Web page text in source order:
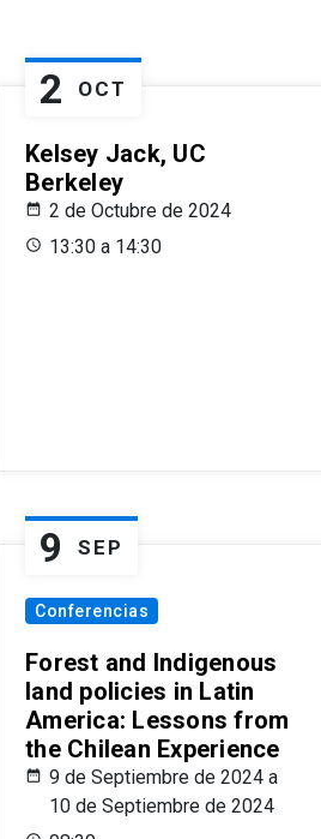
2 OCT
Kelsey Jack, UC
Berkeley
2 de Octubre de 2024
13:30 a 14:30
9 SEP
Conferencias
Forest and Indigenous
land policies in Latin
America: Lessons from
the Chilean Experience
9 de Septiembre de 2024 a
10 de Septiembre de 2024